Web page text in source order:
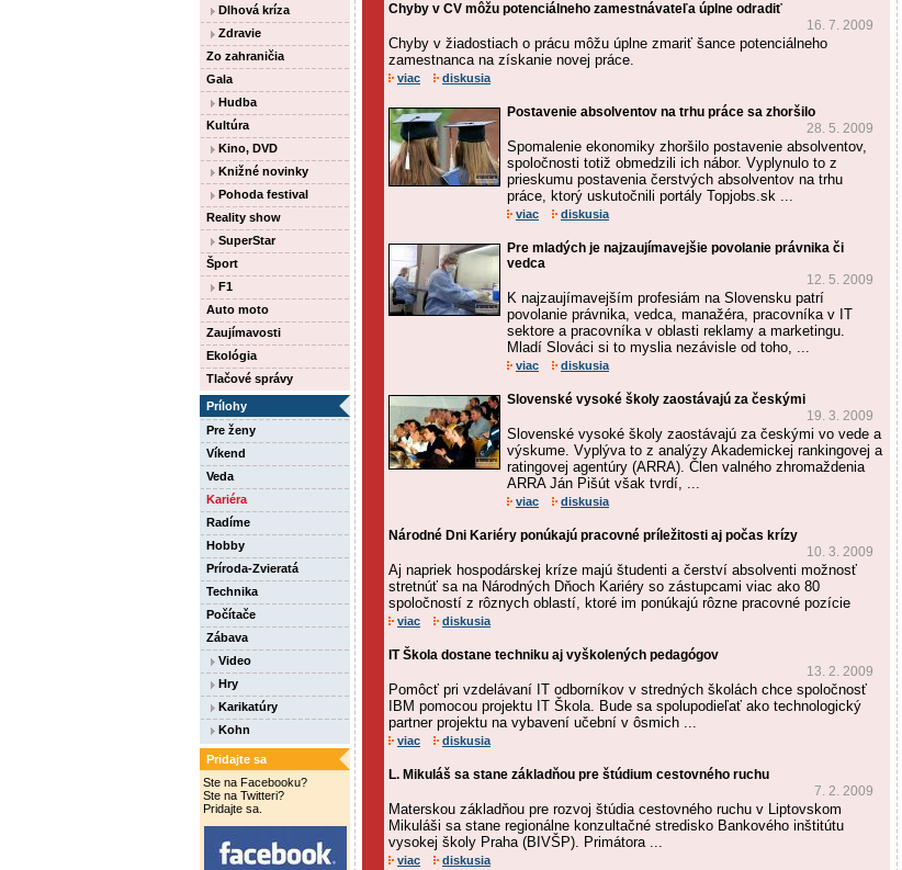
Dlhová kríza
Zdravie
Zo zahraničia
Gala
Hudba
Kultúra
Kino, DVD
Knižné novinky
Pohoda festival
Reality show
SuperStar
Šport
F1
Auto moto
Zaujímavosti
Ekológia
Tlačové správy
Prílohy
Pre ženy
Víkend
Veda
Kariéra
Radíme
Hobby
Príroda-Zvieratá
Technika
Počítače
Zábava
Video
Hry
Karikatúry
Kohn
Pridajte sa
Ste na Facebooku?
Ste na Twitteri?
Pridajte sa.
Chyby v CV môžu potenciálneho zamestnávateľa úplne odradiť
16. 7. 2009
Chyby v žiadostiach o prácu môžu úplne zmariť šance potenciálneho
zamestnanca na získanie novej práce.
viac diskusia
Postavenie absolventov na trhu práce sa zhoršilo
28. 5. 2009
Spomalenie ekonomiky zhoršilo postavenie absolventov,
spoločnosti totiž obmedzili ich nábor. Vyplynulo to z
prieskumu postavenia čerstvých absolventov na trhu
práce, ktorý uskutočnili portály Topjobs.sk ...
viac diskusia
Pre mladých je najzaujímavejšie povolanie právnika či
vedca
12. 5. 2009
K najzaujímavejším profesiám na Slovensku patrí
povolanie právnika, vedca, manažéra, pracovníka v IT
sektore a pracovníka v oblasti reklamy a marketingu.
Mladí Slováci si to myslia nezávisle od toho, ...
viac diskusia
Slovenské vysoké školy zaostávajú za českými
19. 3. 2009
Slovenské vysoké školy zaostávajú za českými vo vede a
výskume. Vyplýva to z analýzy Akademickej rankingovej a
ratingovej agentúry (ARRA). Člen valného zhromaždenia
ARRA Ján Pišút však tvrdí, ...
viac diskusia
Národné Dni Kariéry ponúkajú pracovné príležitosti aj počas krízy
10. 3. 2009
Aj napriek hospodárskej kríze majú študenti a čerství absolventi možnosť
stretnúť sa na Národných Dňoch Kariéry so zástupcami viac ako 80
spoločností z rôznych oblastí, ktoré im ponúkajú rôzne pracovné pozície
viac diskusia
IT Škola dostane techniku aj vyškolených pedagógov
13. 2. 2009
Pomôcť pri vzdelávaní IT odborníkov v stredných školách chce spoločnosť
IBM pomocou projektu IT Škola. Bude sa spolupodieľať ako technologický
partner projektu na vybavení učební v ôsmich ...
viac diskusia
L. Mikuláš sa stane základňou pre štúdium cestovného ruchu
7. 2. 2009
Materskou základňou pre rozvoj štúdia cestovného ruchu v Liptovskom
Mikuláši sa stane regionálne konzultačné stredisko Bankového inštitútu
vysokej školy Praha (BIVŠP). Primátora ...
viac diskusia